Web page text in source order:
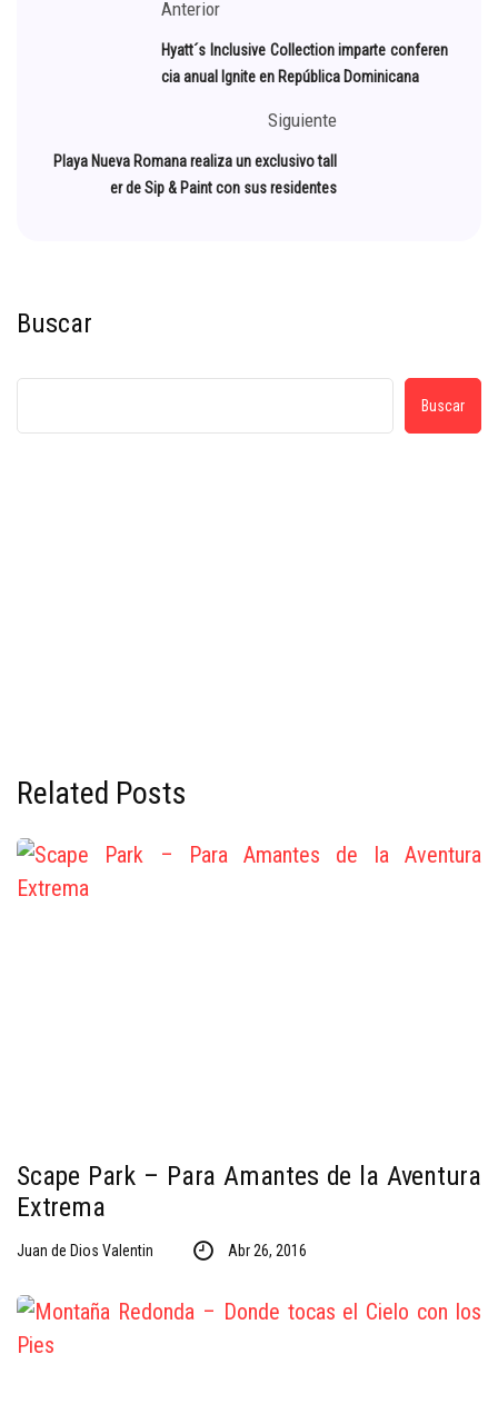
Anterior
Hyatt´s Inclusive Collection imparte conferen
cia anual Ignite en República Dominicana
Siguiente
Playa Nueva Romana realiza un exclusivo tall
er de Sip & Paint con sus residentes
Buscar
Buscar
Related Posts
Scape Park – Para Amantes de la Aventura
Extrema
Juan de Dios Valentin Abr 26, 2016